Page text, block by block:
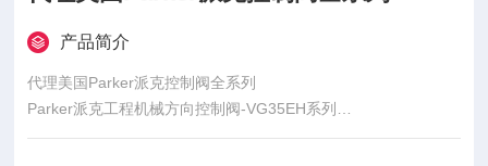
产品简介
代理美国Parker派克控制阀全系列
Parker派克工程机械方向控制阀-VG35EH系列
VG35EH阀是用于工程机械的开式系统、CF（恒流量）多路方向